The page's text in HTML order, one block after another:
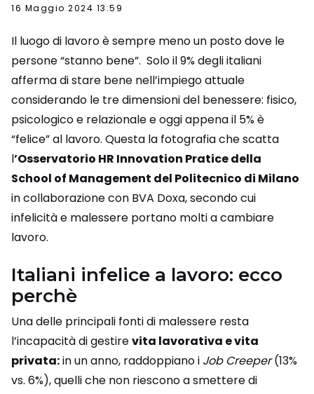
16 Maggio 2024 13:59
Il luogo di lavoro è sempre meno un posto dove le
persone “stanno bene”. Solo il 9% degli italiani
afferma di stare bene nell’impiego attuale
considerando le tre dimensioni del benessere: fisico,
psicologico e relazionale e oggi appena il 5% è
“felice” al lavoro. Questa la fotografia che scatta
l’Osservatorio HR Innovation Pratice della
School of Management del Politecnico di Milano
in collaborazione con BVA Doxa, secondo cui
infelicità e malessere portano molti a cambiare
lavoro.
Italiani infelice a lavoro: ecco
perchè
Una delle principali fonti di malessere resta
l’incapacità di gestirevita lavorativa e vita
privata:in un anno, raddoppiano i Job Creeper(13%
vs. 6%), quelli che non riescono a smettere di